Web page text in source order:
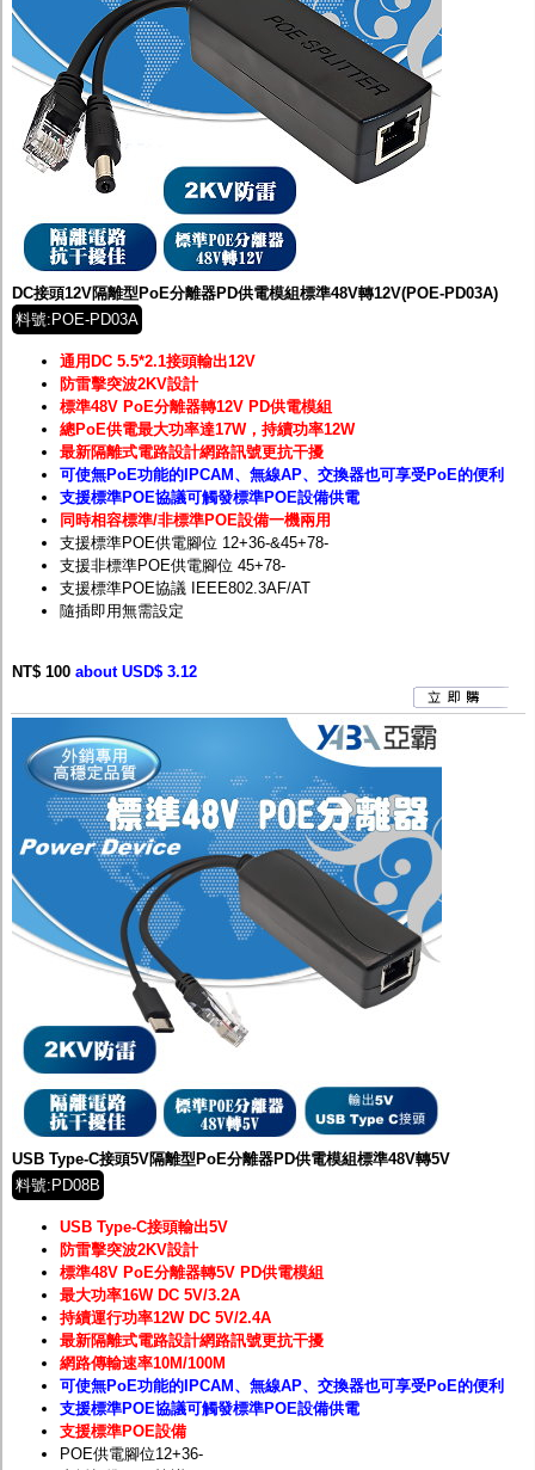
DC接頭12V隔離型PoE分離器PD供電模組標準48V轉12V(POE-PD03A)
料號:POE-PD03A
通用DC 5.5*2.1接頭輸出12V
防雷擊突波2KV設計
標準48V PoE分離器轉12V PD供電模組
總PoE供電最大功率達17W，持續功率12W
最新隔離式電路設計網路訊號更抗干擾
可使無PoE功能的IPCAM、無線AP、交換器也可享受PoE的便利
支援標準POE協議可觸發標準POE設備供電
同時相容標準/非標準POE設備一機兩用
支援標準POE供電腳位 12+36-&45+78-
支援非標準POE供電腳位 45+78-
支援標準POE協議 IEEE802.3AF/AT
隨插即用無需設定
NT$ 100 about USD$ 3.12
USB Type-C接頭5V隔離型PoE分離器PD供電模組標準48V轉5V
料號:PD08B
USB Type-C接頭輸出5V
防雷擊突波2KV設計
標準48V PoE分離器轉5V PD供電模組
最大功率16W DC 5V/3.2A
持續運行功率12W DC 5V/2.4A
最新隔離式電路設計網路訊號更抗干擾
網路傳輸速率10M/100M
可使無PoE功能的IPCAM、無線AP、交換器也可享受PoE的便利
支援標準POE協議可觸發標準POE設備供電
支援標準POE設備
POE供電腳位12+36-